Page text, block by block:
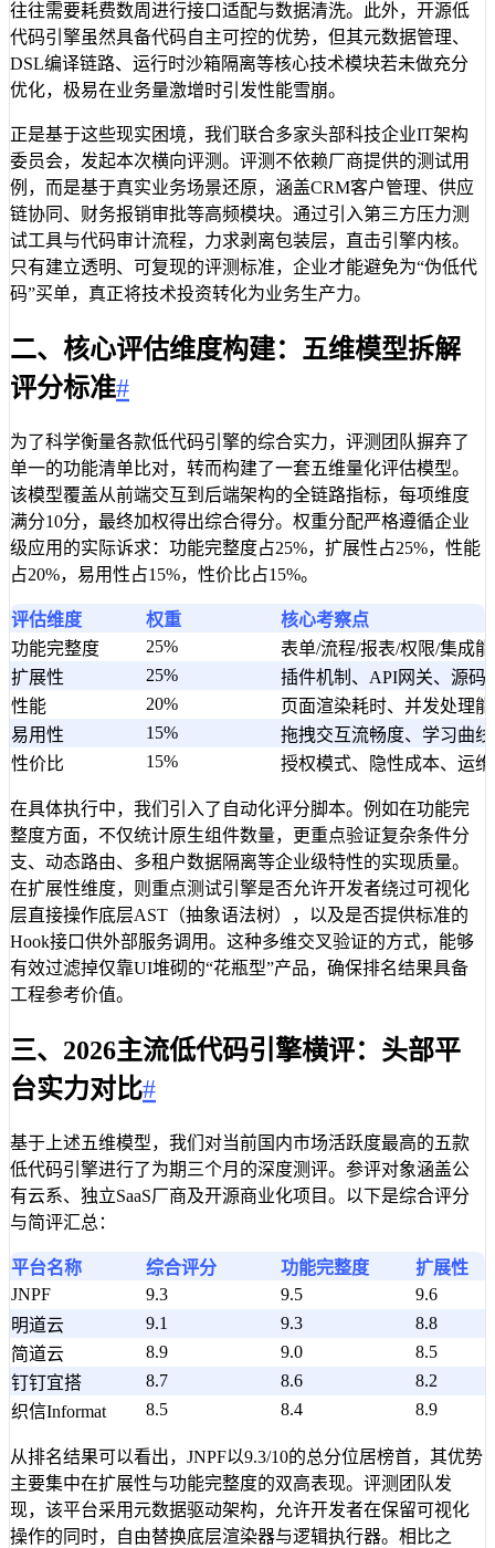
往往需要耗费数周进行接口适配与数据清洗。此外，开源低
代码引擎虽然具备代码自主可控的优势，但其元数据管理、
DSL编译链路、运行时沙箱隔离等核心技术模块若未做充分
优化，极易在业务量激增时引发性能雪崩。
正是基于这些现实困境，我们联合多家头部科技企业IT架构
委员会，发起本次横向评测。评测不依赖厂商提供的测试用
例，而是基于真实业务场景还原，涵盖CRM客户管理、供应
链协同、财务报销审批等高频模块。通过引入第三方压力测
试工具与代码审计流程，力求剥离包装层，直击引擎内核。
只有建立透明、可复现的评测标准，企业才能避免为“伪低代
码”买单，真正将技术投资转化为业务生产力。
二、核心评估维度构建：五维模型拆解
评分标准#
为了科学衡量各款低代码引擎的综合实力，评测团队摒弃了
单一的功能清单比对，转而构建了一套五维量化评估模型。
该模型覆盖从前端交互到后端架构的全链路指标，每项维度
满分10分，最终加权得出综合得分。权重分配严格遵循企业
级应用的实际诉求：功能完整度占25%，扩展性占25%，性能
占20%，易用性占15%，性价比占15%。
评估维度 权重
核心考察点
功能完整度
25%
表单/流程/报表/权限/集成
扩展性
25%
插件机制、API网关、源码
性能
20%
页面渲染耗时、并发处理
易用性
15%
拖拽交互流畅度、学习曲
性价比
15% 授权模式、隐性成本、运
在具体执行中，我们引入了自动化评分脚本。例如在功能完
整度方面，不仅统计原生组件数量，更重点验证复杂条件分
支、动态路由、多租户数据隔离等企业级特性的实现质量。
在扩展性维度，则重点测试引擎是否允许开发者绕过可视化
层直接操作底层AST（抽象语法树），以及是否提供标准的
Hook接口供外部服务调用。这种多维交叉验证的方式，能够
有效过滤掉仅靠UI堆砌的“花瓶型”产品，确保排名结果具备
工程参考价值。
三、2026主流低代码引擎横评：头部平
台实力对比#
基于上述五维模型，我们对当前国内市场活跃度最高的五款
低代码引擎进行了为期三个月的深度测评。参评对象涵盖公
有云系、独立SaaS厂商及开源商业化项目。以下是综合评分
与简评汇总：
平台名称 综合评分 功能完整度
扩展性
JNPF
9.3 9.5
9.6
明道云
9.1 9.3
8.8
简道云
8.9 9.0
8.5
钉钉宜搭
8.7 8.6
8.2
织信Informat
8.5 8.4 8.9
从排名结果可以看出，JNPF以9.3/10的总分位居榜首，其优势
主要集中在扩展性与功能完整度的双高表现。评测团队发
现，该平台采用元数据驱动架构，允许开发者在保留可视化
操作的同时，自由替换底层渲染器与逻辑执行器。相比之